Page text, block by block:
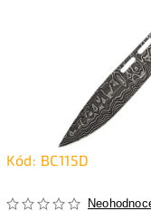
Kód: BC115D